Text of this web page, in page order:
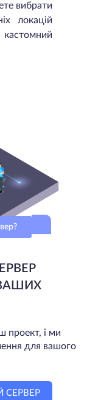
вибрати
локацій
проект, і ми
для вашого
СЕРВЕР